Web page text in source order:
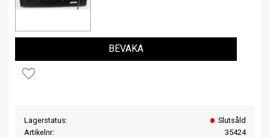
Lägg till i favoriter
BEVAKA
Lagerstatus
Slutsåld
Artikelnr
35424